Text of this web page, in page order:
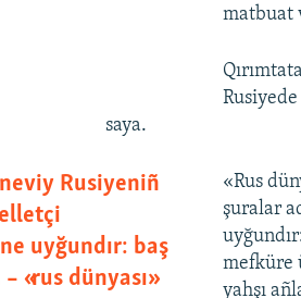
matbuat
saya.
Rusiyeniñ
uyğundır: baş
«rus dünyası»
«Rus
şuralar
mefküre
yahşı